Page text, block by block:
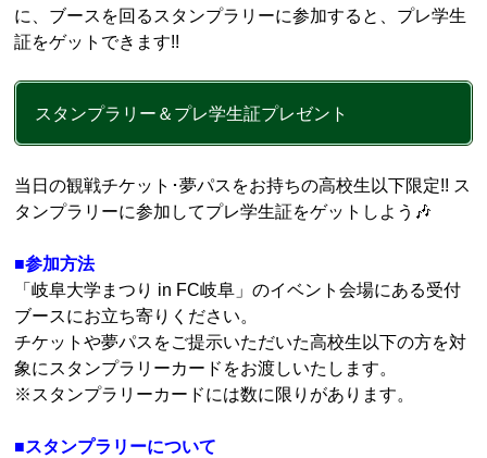
に、ブースを回るスタンプラリーに参加すると、プレ学生
証をゲットできます!!
スタンプラリー＆プレ学生証プレゼント
当日の観戦チケット･夢パスをお持ちの高校生以下限定!! ス
タンプラリーに参加してプレ学生証をゲットしよう🎶
■参加方法
「岐阜大学まつり in FC岐阜」のイベント会場にある受付
ブースにお立ち寄りください。
チケットや夢パスをご提示いただいた高校生以下の方を対
象にスタンプラリーカードをお渡しいたします。
※スタンプラリーカードには数に限りがあります。
■スタンプラリーについて